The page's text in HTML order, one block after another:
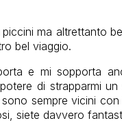
ma altrettanto
bel viaggio.
e mi sopporta
di strapparmi un
sempre vicini
siete davvero